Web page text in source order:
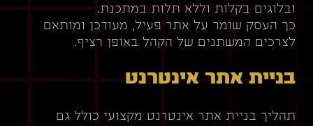
ובלוגים בקלות וללא תלות במתכנת.
כך העסק שומר על אתר פעיל, מעודכן ומותאם
לצרכים המשתנים של הקהל באופן רציף.
בניית אתר אינטרנט
תהליך בניית אתר אינטרנט מקצועי כולל גם